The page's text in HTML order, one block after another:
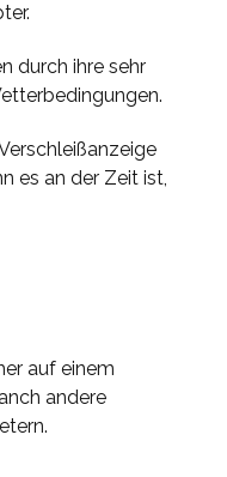
durch ihre sehr
es an der Zeit ist,
auf einem
andere